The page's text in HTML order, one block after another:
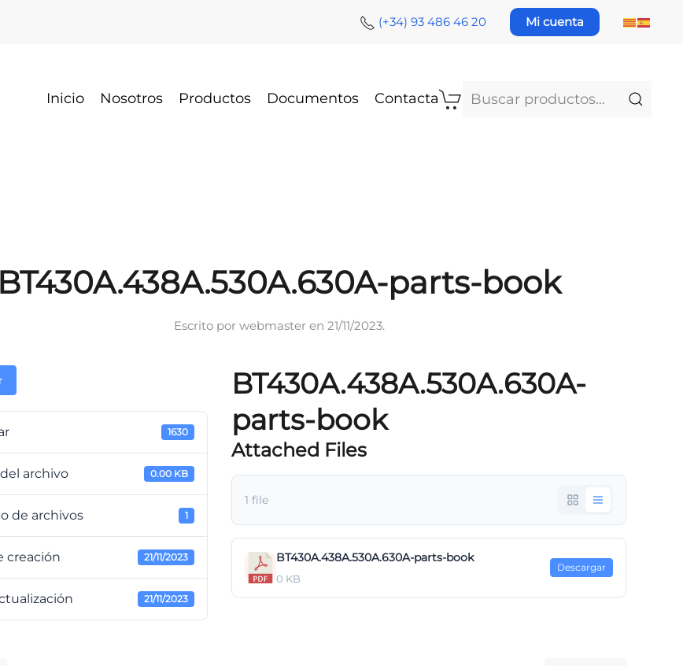
(+34) 93 486 46 20 Mi cuenta
Inicio Nosotros Productos Documentos Contacta
Buscar
BT430A.438A.530A.630A-parts-book
Escrito por webmasteren 21/11/2023.
1630
archivo 0.00 KB
de archivos 1
creación 21/11/2023
21/11/2023
BT430A.438A.530A.630A-
parts-book
Attached Files
1 file
BT430A.438A.530A.630A-parts-book
0 KB
Descargar